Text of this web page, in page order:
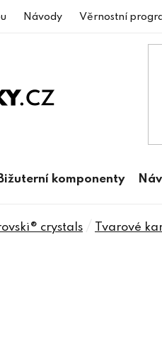
Návody Věrnostní
Bižuterní komponenty
crystals Tvarové